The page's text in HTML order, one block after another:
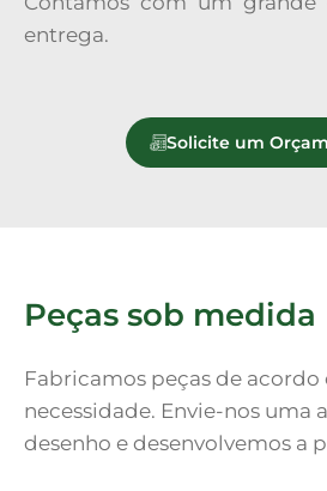
entrega.
Solicite um
Peças sob medida
Fabricamos peças de acordo
necessidade. Envie-nos uma
desenho e desenvolvemos a